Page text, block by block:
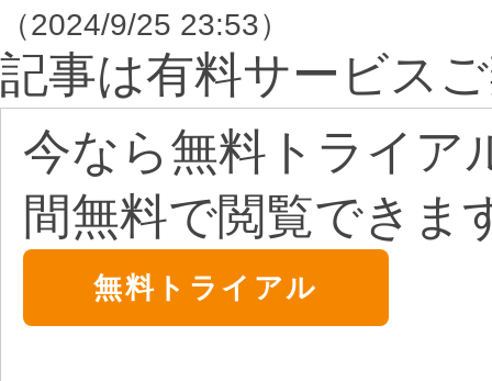
（2024/9/25 23:53）
記事は有料サービス
今なら無料トライア
間無料で閲覧できま
無料トライアル